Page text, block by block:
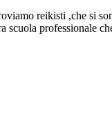
reikisti ,che si
professionale